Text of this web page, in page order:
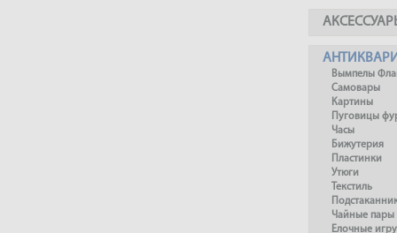
Вымпелы
Самовары
Картины
Пуговицы
Часы
Бижутерия
Пластинки
Утюги
Текстиль
Чайные пары
Елочные